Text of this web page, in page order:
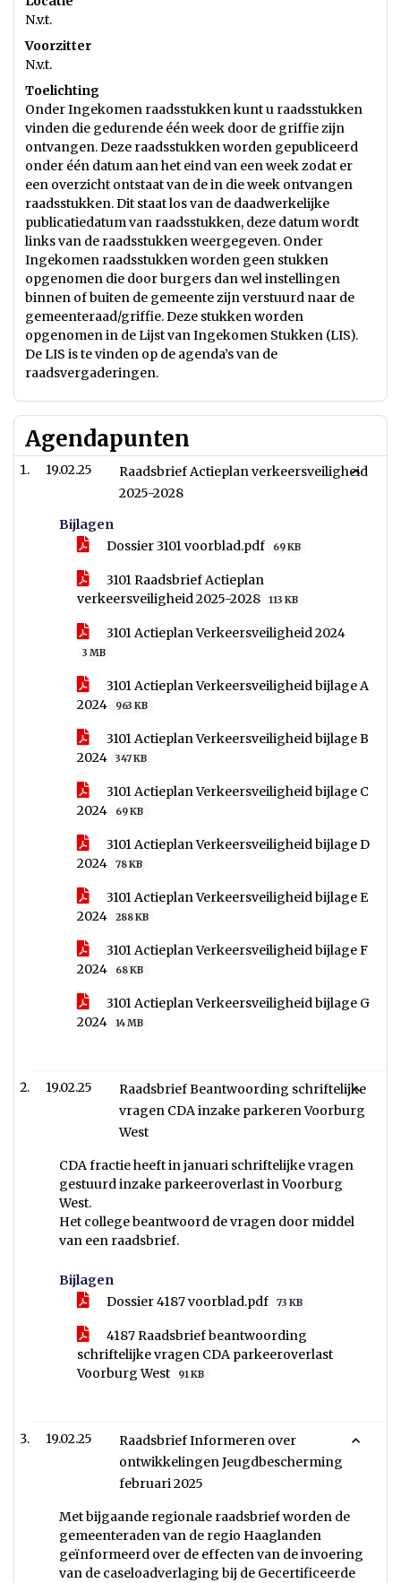
N.v.t.
Voorzitter
N.v.t.
Toelichting
Onder Ingekomen raadsstukken kunt u raadsstukken
vinden die gedurende één week door de griffie zijn
ontvangen. Deze raadsstukken worden gepubliceerd
onder één datum aan het eind van een week zodat er
een overzicht ontstaat van de in die week ontvangen
raadsstukken. Dit staat los van de daadwerkelijke
publicatiedatum van raadsstukken, deze datum wordt
links van de raadsstukken weergegeven. Onder
Ingekomen raadsstukken worden geen stukken
opgenomen die door burgers dan wel instellingen
binnen of buiten de gemeente zijn verstuurd naar de
gemeenteraad/griffie. Deze stukken worden
opgenomen in de Lijst van Ingekomen Stukken (LIS).
De LIS is te vinden op de agenda’s van de
raadsvergaderingen.
Agendapunten
19.02.25
Raadsbrief Actieplan verkeersveiligheid
2025-2028
Bijlagen
Dossier 3101 voorblad.pdf
69 KB
3101 Raadsbrief Actieplan
verkeersveiligheid 2025-2028
113 KB
3101 Actieplan Verkeersveiligheid 2024
3 MB
3101 Actieplan Verkeersveiligheid bijlage A
2024
963 KB
3101 Actieplan Verkeersveiligheid bijlage B
2024
347 KB
3101 Actieplan Verkeersveiligheid bijlage C
2024
69 KB
3101 Actieplan Verkeersveiligheid bijlage D
2024
78 KB
3101 Actieplan Verkeersveiligheid bijlage E
2024
288 KB
3101 Actieplan Verkeersveiligheid bijlage F
2024
68 KB
3101 Actieplan Verkeersveiligheid bijlage G
2024
14 MB
19.02.25
Raadsbrief Beantwoording schriftelijke
vragen CDA inzake parkeren Voorburg
West
CDA fractie heeft in januari schriftelijke vragen
gestuurd inzake parkeeroverlast in Voorburg
West.
Het college beantwoord de vragen door middel
van een raadsbrief.
Bijlagen
Dossier 4187 voorblad.pdf
73 KB
4187 Raadsbrief beantwoording
schriftelijke vragen CDA parkeeroverlast
Voorburg West
91 KB
19.02.25
Raadsbrief Informeren over
ontwikkelingen Jeugdbescherming
februari 2025
Met bijgaande regionale raadsbrief worden de
gemeenteraden van de regio Haaglanden
geïnformeerd over de effecten van de invoering
van de caseloadverlaging bij de Gecertificeerde